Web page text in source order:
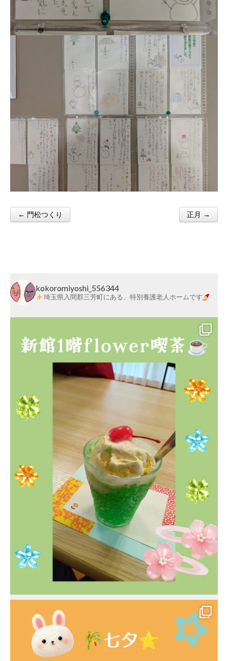
Post navigation
← 門松つくり 正月 →
kokoromiyoshi_556344
埼玉県入間郡三芳町にある、特別養護老人ホームです